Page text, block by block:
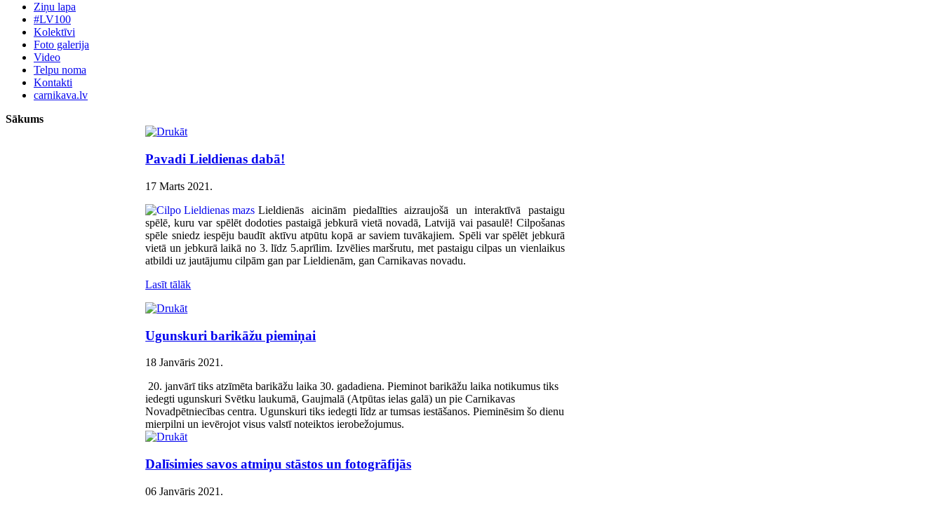
Ziņu lapa
#LV100
Kolektīvi
Foto galerija
Video
Telpu noma
Kontakti
carnikava.lv
Sākums
Pavadi Lieldienas dabā!
17 Marts 2021 .
Lieldienās aicinām piedalīties aizraujošā un interaktīvā pastaigu
spēlē, kuru var spēlēt dodoties pastaigā jebkurā vietā novadā, Latvijā vai pasaulē! Cilpošanas
spēle sniedz iespēju baudīt aktīvu atpūtu kopā ar saviem tuvākajiem. Spēli var spēlēt jebkurā
vietā un jebkurā laikā no 3. līdz 5.aprīlim. Izvēlies maršrutu, met pastaigu cilpas un vienlaikus
atbildi uz jautājumu cilpām gan par Lieldienām, gan Carnikavas novadu.
Lasīt tālāk
Ugunskuri barikāžu piemiņai
18 Janvāris 2021 .
20. janvārī tiks atzīmēta barikāžu laika 30. gadadiena. Pieminot barikāžu laika notikumus tiks
iedegti ugunskuri Svētku laukumā, Gaujmalā (Atpūtas ielas galā) un pie Carnikavas
Novadpētniecības centra. Ugunskuri tiks iedegti līdz ar tumsas iestāšanos. Pieminēsim šo dienu
mierpilni un ievērojot visus valstī noteiktos ierobežojumus.
Dalīsimies savos atmiņu stāstos un fotogrāfijās
06 Janvāris 2021 .